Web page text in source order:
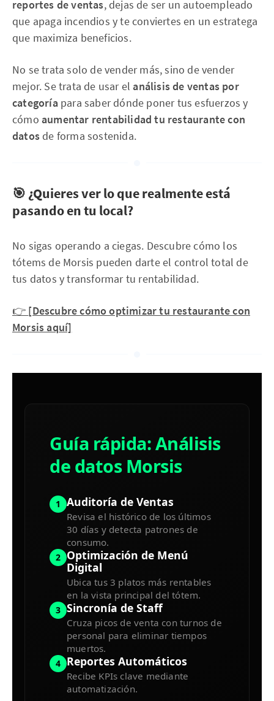
reportes de ventas, dejas de ser un autoempleado
que apaga incendios y te conviertes en un estratega
que maximiza beneficios.
No se trata solo de vender más, sino de vender
mejor. Se trata de usar el análisis de ventas por
categoría para saber dónde poner tus esfuerzos y
cómo aumentar rentabilidad tu restaurante con
datosde forma sostenida.
🎯 ¿Quieres ver lo que realmente está
pasando en tu local?
No sigas operando a ciegas. Descubre cómo los
tótems de Morsis pueden darte el control total de
tus datos y transformar tu rentabilidad.
👉 [Descubre cómo optimizar tu restaurante con
Morsis aquí]
Guía rápida: Análisis
de datos Morsis
1 Auditoría de Ventas
Revisa el histórico de los últimos
30 días y detecta patrones de
consumo.
2 Optimización de Menú
Digital
Ubica tus 3 platos más rentables
en la vista principal del tótem.
3 Sincronía de Staff
Cruza picos de venta con turnos de
personal para eliminar tiempos
muertos.
4 Reportes Automáticos
Recibe KPIs clave mediante
automatización.